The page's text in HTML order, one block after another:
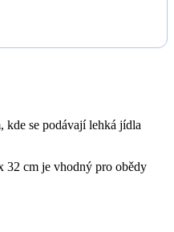
kde se podávají lehká jídla
32 cm je vhodný pro obědy